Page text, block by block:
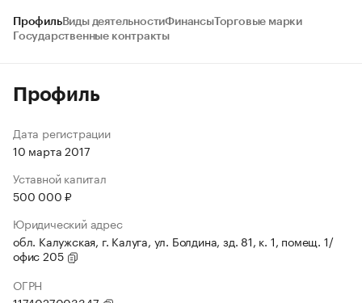
ПрофильВиды деятельностиФинансыТорговые марки
Государственные контракты
Профиль
Дата регистрации
10 марта 2017
Уставной капитал
500 000 ₽
Юридический адрес
обл. Калужская, г. Калуга, ул. Болдина, зд. 81, к. 1, помещ. 1/
офис 205
ОГРН